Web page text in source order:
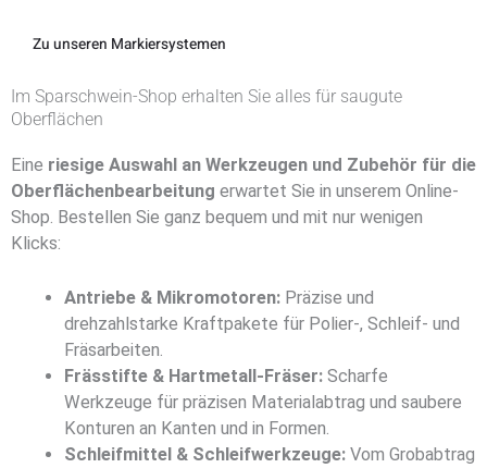
Zu unseren Markiersystemen
Im Sparschwein-Shop erhalten Sie alles für saugute
Oberflächen
Eine riesige Auswahl an Werkzeugen und Zubehör für die
Oberflächenbearbeitung erwartet Sie in unserem Online-
Shop. Bestellen Sie ganz bequem und mit nur wenigen
Klicks:
Antriebe & Mikromotoren: Präzise und
drehzahlstarke Kraftpakete für Polier-, Schleif- und
Fräsarbeiten.
Frässtifte & Hartmetall-Fräser:Scharfe
Werkzeuge für präzisen Materialabtrag und saubere
Konturen an Kanten und in Formen.
Schleifmittel & Schleifwerkzeuge:Vom Grobabtrag